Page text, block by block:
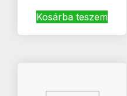
Kosárba teszem